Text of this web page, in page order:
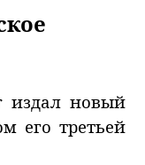
издал новый
его третьей